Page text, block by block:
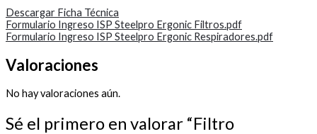
Descargar Ficha Técnica
Formulario Ingreso ISP Steelpro Ergonic Filtros.pdf
Formulario Ingreso ISP Steelpro Ergonic Respiradores.pdf
Valoraciones
No hay valoraciones aún.
Sé el primero en valorar “Filtro